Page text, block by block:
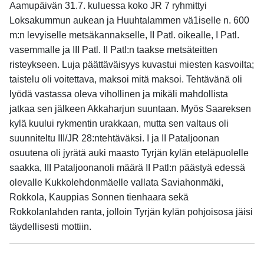
Aamupäivän 31.7. kuluessa koko JR 7 ryhmittyi
Loksakummun aukean ja Huuhtalammen vä1iselle n. 600
m:n levyiselle metsäkannakselle, II Patl. oikealle, I Patl.
vasemmalle ja III Patl. II Patl:n taakse metsäteitten
risteykseen. Luja päättäväisyys kuvastui miesten kasvoilta;
taistelu oli voitettava, maksoi mitä maksoi. Tehtävänä oli
lyödä vastassa oleva vihollinen ja mikäli mahdollista
jatkaa sen jälkeen Akkaharjun suuntaan. Myös Saareksen
kylä kuului rykmentin urakkaan, mutta sen valtaus oli
suunniteltu III/JR 28:ntehtäväksi. I ja II Pataljoonan
osuutena oli jyrätä auki maasto Tyrjän kylän eteläpuolelle
saakka, III Pataljoonanoli määrä II Patl:n päästyä edessä
olevalle Kukkolehdonmäelle vallata Saviahonmäki,
Rokkola, Kauppias Sonnen tienhaara sekä
Rokkolanlahden ranta, jolloin Tyrjän kylän pohjoisosa jäisi
täydellisesti mottiin.